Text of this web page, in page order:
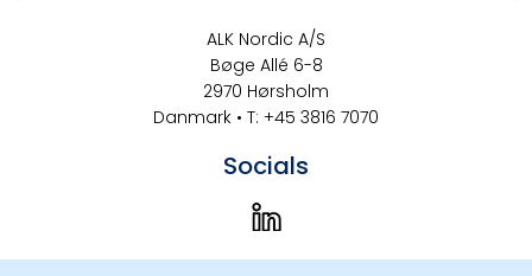
ALK Nordic A/S
Bøge Allé 6-8
2970 Hørsholm
Danmark • T: +45 3816 7070
Socials